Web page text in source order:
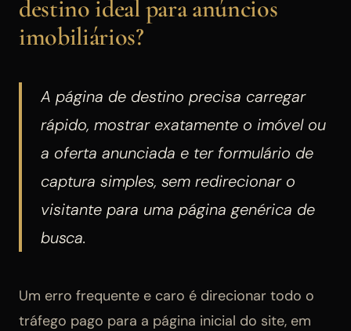
destino ideal para anúncios
imobiliários?
A página de destino precisa carregar
rápido, mostrar exatamente o imóvel ou
a oferta anunciada e ter formulário de
captura simples, sem redirecionar o
visitante para uma página genérica de
busca.
Um erro frequente e caro é direcionar todo o
tráfego pago para a página inicial do site, em